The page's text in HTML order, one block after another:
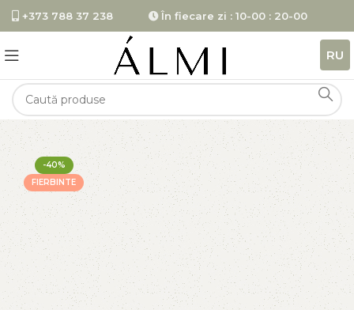
+373 788 37 238 În fiecare zi : 10-00 : 20-00
RU
-40%
FIERBINTE